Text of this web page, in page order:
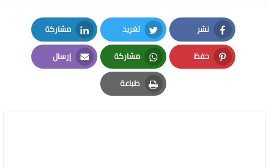
نشر
Facebook
تغريد
Twitter
مشاركة
LinkedIn
حفظ
Pinterest
مشاركة
Whatsapp
إرسال
Email
طباعة
Print